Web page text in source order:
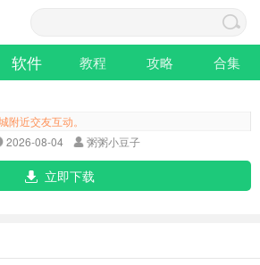
软件 教程 攻略 合集
附近交友互动。
2026-08-04 粥粥小豆子
立即下载